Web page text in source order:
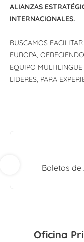
ALIANZAS
INTERNACIONALES.
BUSCAMOS
EUROPA,
EQUIPO
LIDERES, PARA
Boletos de
Oficina